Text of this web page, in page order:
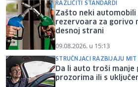
RAZLIČITI STANDARDI
Zašto neki
rezervoara za gorivo
desnoj strani
09.08.2026. u 15:13
STRUČNJACI RAZBIJAJU MIT
Da li auto troši manje
prozorima ili s